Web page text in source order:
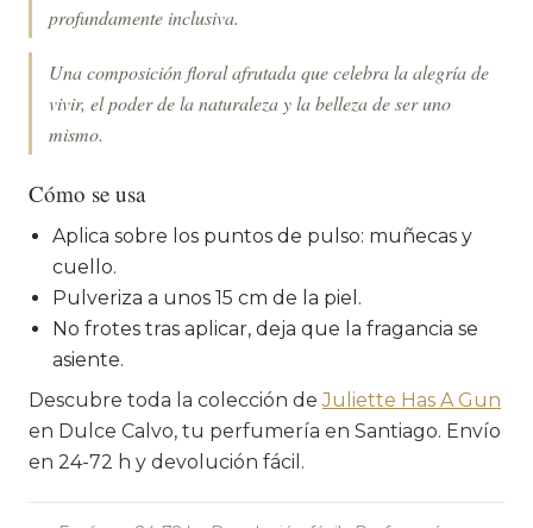
profundamente inclusiva.
Una composición floral afrutada que celebra la alegría de
vivir, el poder de la naturaleza y la belleza de ser uno
mismo.
Cómo se usa
Aplica sobre los puntos de pulso: muñecas y
cuello.
Pulveriza a unos 15 cm de la piel.
No frotes tras aplicar, deja que la fragancia se
asiente.
Descubre toda la colección deJuliette Has A Gun
en Dulce Calvo, tu perfumería en Santiago. Envío
en 24-72 h y devolución fácil.